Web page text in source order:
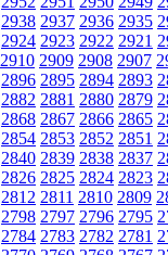
2938 2937 2936 2935
2924 2923 2922 2921
2910 2909 2908 2907
2896 2895 2894 2893
2882 2881 2880 2879
2868 2867 2866 2865
2854 2853 2852 2851
2840 2839 2838 2837
2826 2825 2824 2823
2812 2811 2810 2809
2798 2797 2796 2795
2784 2783 2782 2781